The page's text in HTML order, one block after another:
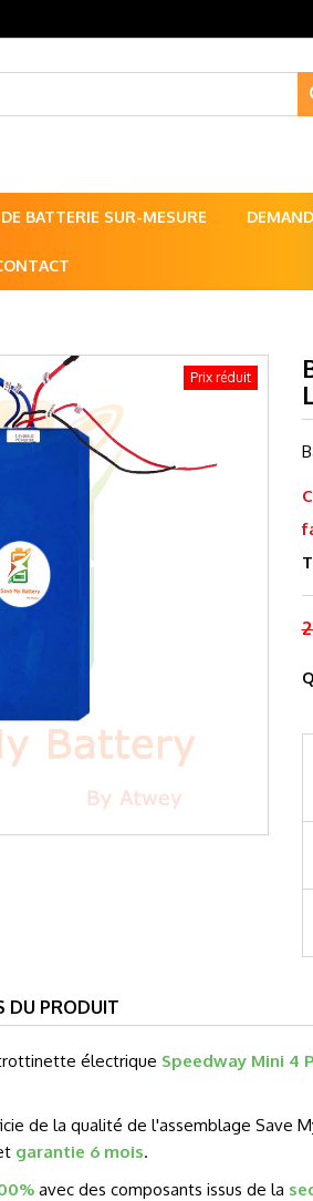
BATTERIE SUR-MESURE
Prix réduit
DU PRODUIT
électrique Speedway Mini 4
de la qualité de l'assemblage Save
garantie 6 mois.
avec des composants issus de la